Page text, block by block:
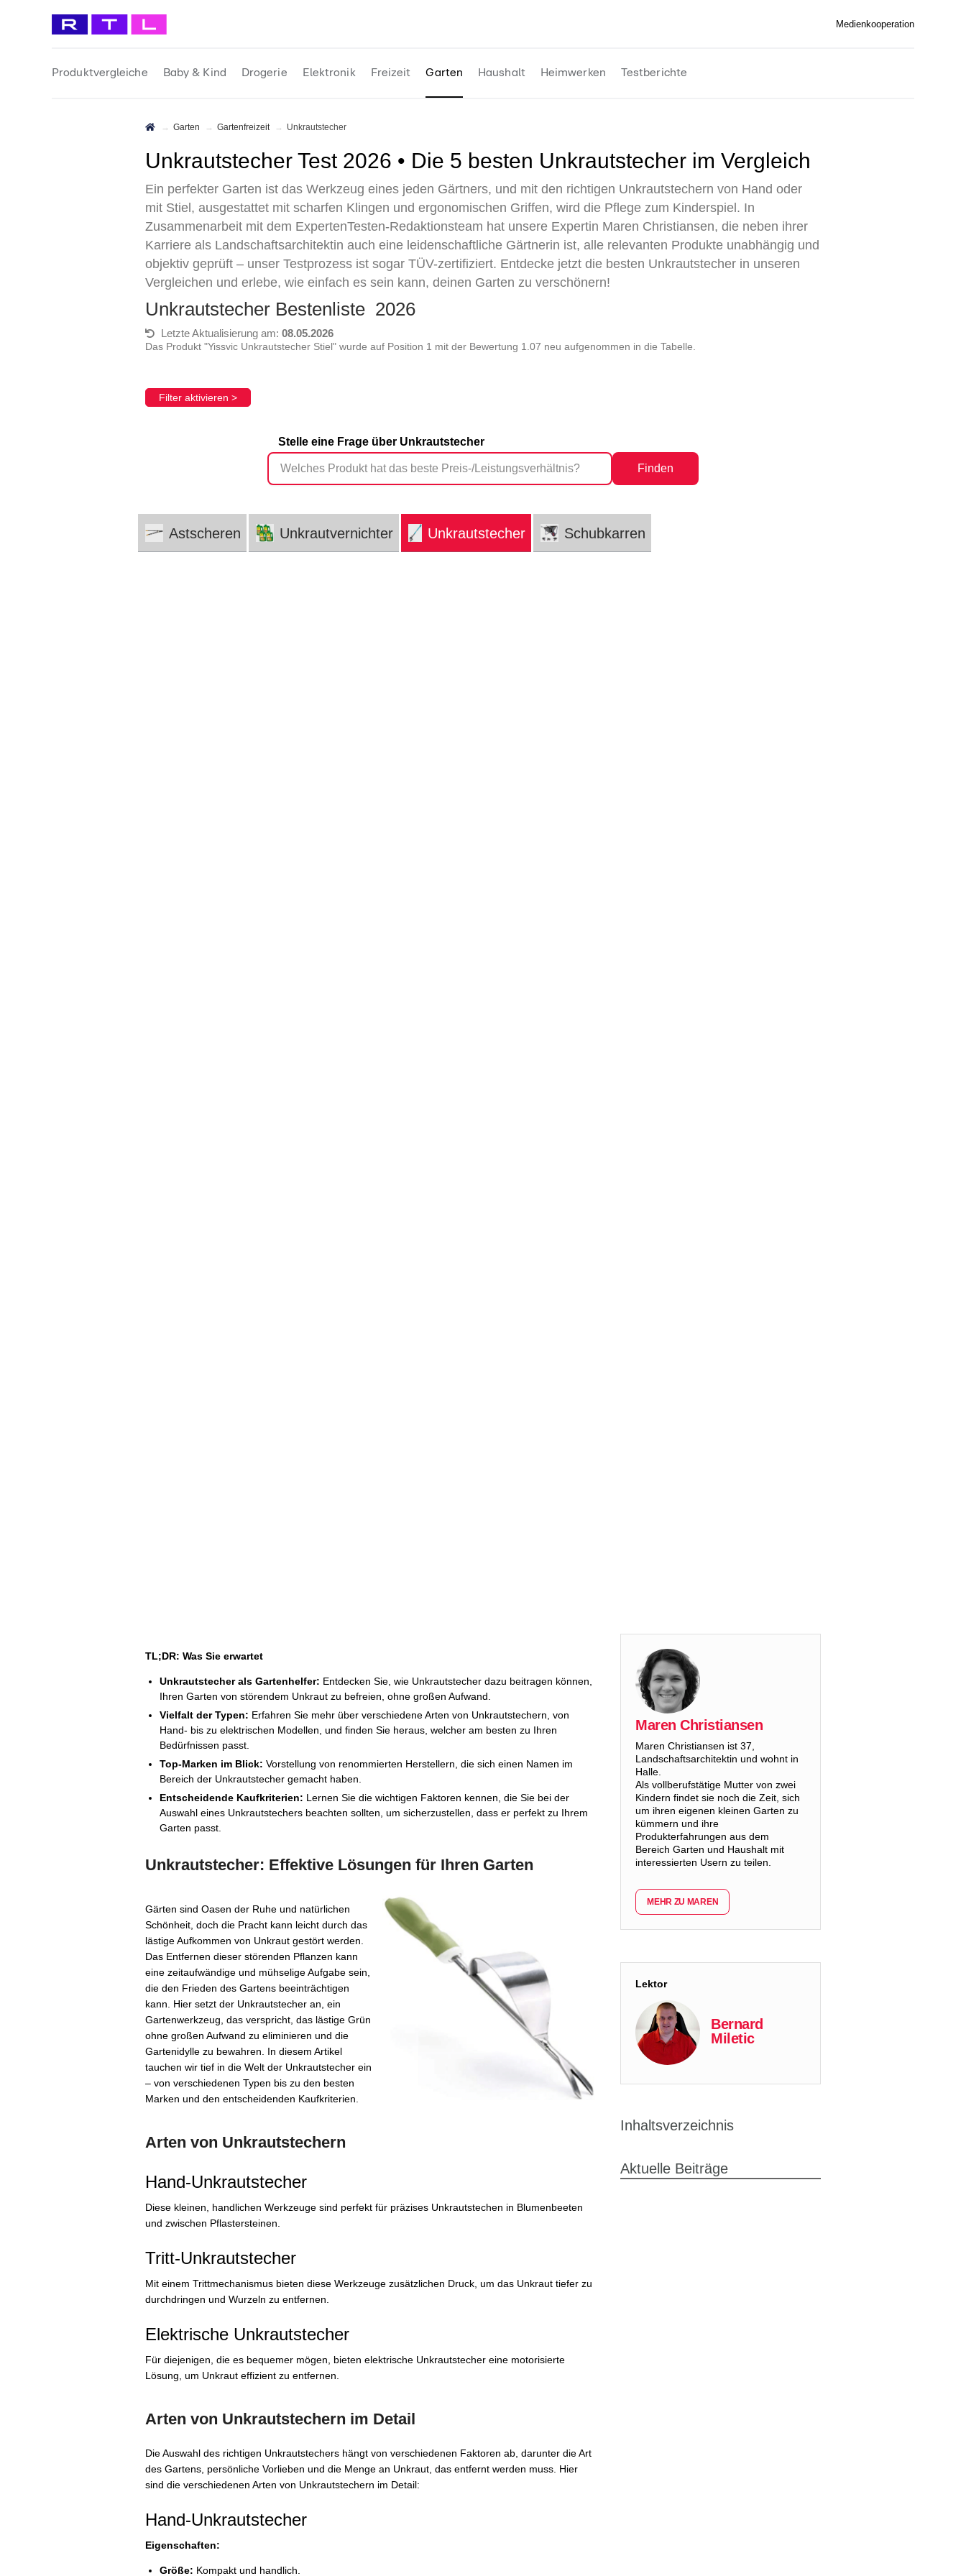
Medienkooperation
Produktvergleiche Baby & Kind Drogerie Elektronik Freizeit Garten Haushalt Heimwerken Testberichte
Garten Gartenfreizeit Unkrautstecher
Unkrautstecher Test 2026 • Die 5 besten Unkrautstecher im Vergleich
Ein perfekter Garten ist das Werkzeug eines jeden Gärtners, und mit den richtigen Unkrautstechern von Hand oder
mit Stiel, ausgestattet mit scharfen Klingen und ergonomischen Griffen, wird die Pflege zum Kinderspiel. In
Zusammenarbeit mit dem ExpertenTesten-Redaktionsteam hat unsere Expertin Maren Christiansen, die neben ihrer
Karriere als Landschaftsarchitektin auch eine leidenschaftliche Gärtnerin ist, alle relevanten Produkte unabhängig und
objektiv geprüft – unser Testprozess ist sogar TÜV-zertifiziert. Entdecke jetzt die besten Unkrautstecher in unseren
Vergleichen und erlebe, wie einfach es sein kann, deinen Garten zu verschönern!
Unkrautstecher Bestenliste 2026
Letzte Aktualisierung am: 08.05.2026
Das Produkt "Yissvic Unkrautstecher Stiel" wurde auf Position 1 mit der Bewertung 1.07 neu aufgenommen in die Tabelle.
Filter aktivieren >
Stelle eine Frage über Unkrautstecher
Finden
Astscheren Unkrautvernichter Unkrautstecher Schubkarren
TL;DR: Was Sie erwartet
Unkrautstecher als Gartenhelfer: Entdecken Sie, wie Unkrautstecher dazu beitragen können,
Ihren Garten von störendem Unkraut zu befreien, ohne großen Aufwand.
Vielfalt der Typen: Erfahren Sie mehr über verschiedene Arten von Unkrautstechern, von
Hand- bis zu elektrischen Modellen, und finden Sie heraus, welcher am besten zu Ihren
Bedürfnissen passt.
Top-Marken im Blick: Vorstellung von renommierten Herstellern, die sich einen Namen im
Bereich der Unkrautstecher gemacht haben.
Entscheidende Kaufkriterien: Lernen Sie die wichtigen Faktoren kennen, die Sie bei der
Auswahl eines Unkrautstechers beachten sollten, um sicherzustellen, dass er perfekt zu Ihrem
Garten passt.
Unkrautstecher: Effektive Lösungen für Ihren Garten
Gärten sind Oasen der Ruhe und natürlichen
Schönheit, doch die Pracht kann leicht durch das
lästige Aufkommen von Unkraut gestört werden.
Das Entfernen dieser störenden Pflanzen kann
eine zeitaufwändige und mühselige Aufgabe sein,
die den Frieden des Gartens beeinträchtigen
kann. Hier setzt der Unkrautstecher an, ein
Gartenwerkzeug, das verspricht, das lästige Grün
ohne großen Aufwand zu eliminieren und die
Gartenidylle zu bewahren. In diesem Artikel
tauchen wir tief in die Welt der Unkrautstecher ein
– von verschiedenen Typen bis zu den besten
Marken und den entscheidenden Kaufkriterien.
Arten von Unkrautstechern
Hand-Unkrautstecher
Diese kleinen, handlichen Werkzeuge sind perfekt für präzises Unkrautstechen in Blumenbeeten
und zwischen Pflastersteinen.
Tritt-Unkrautstecher
Mit einem Trittmechanismus bieten diese Werkzeuge zusätzlichen Druck, um das Unkraut tiefer zu
durchdringen und Wurzeln zu entfernen.
Elektrische Unkrautstecher
Für diejenigen, die es bequemer mögen, bieten elektrische Unkrautstecher eine motorisierte
Lösung, um Unkraut effizient zu entfernen.
Arten von Unkrautstechern im Detail
Die Auswahl des richtigen Unkrautstechers hängt von verschiedenen Faktoren ab, darunter die Art
des Gartens, persönliche Vorlieben und die Menge an Unkraut, das entfernt werden muss. Hier
sind die verschiedenen Arten von Unkrautstechern im Detail:
Hand-Unkrautstecher
Eigenschaften:
Größe: Kompakt und handlich.
Maren Christiansen
Maren Christiansen ist 37,
Landschaftsarchitektin und wohnt in
Halle.
Als vollberufstätige Mutter von zwei
Kindern findet sie noch die Zeit, sich
um ihren eigenen kleinen Garten zu
kümmern und ihre
Produkterfahrungen aus dem
Bereich Garten und Haushalt mit
interessierten Usern zu teilen.
MEHR ZU MAREN
Lektor
Bernard
Miletic
Inhaltsverzeichnis
Aktuelle Beiträge